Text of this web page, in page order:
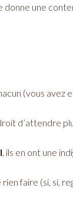
donne une
(vous avez
d’attendre
, ils en ont une
faire (si, si,